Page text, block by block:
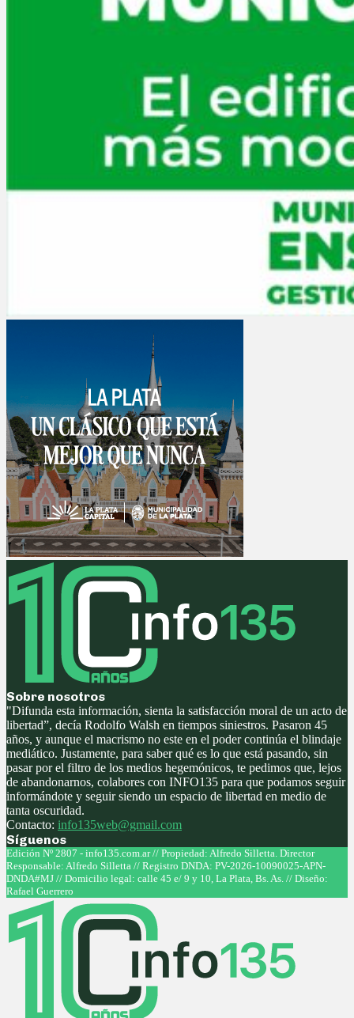
Sobre nosotros
"Difunda esta información, sienta la satisfacción moral de un acto de
libertad”, decía Rodolfo Walsh en tiempos siniestros. Pasaron 45
años, y aunque el macrismo no este en el poder continúa el blindaje
mediático. Justamente, para saber qué es lo que está pasando, sin
pasar por el filtro de los medios hegemónicos, te pedimos que, lejos
de abandonarnos, colabores con INFO135 para que podamos seguir
informándote y seguir siendo un espacio de libertad en medio de
tanta oscuridad.
Contacto: info135web@gmail.com
Síguenos
Facebook
Twitter
Instagram
Youtube
Edición Nº 2807 - info135.com.ar // Propiedad: Alfredo Silletta. Director
Responsable: Alfredo Silletta // Registro DNDA: PV-2026-10090025-APN-
DNDA#MJ // Domicilio legal: calle 45 e/ 9 y 10, La Plata, Bs. As. // Diseño:
Rafael Guerrero